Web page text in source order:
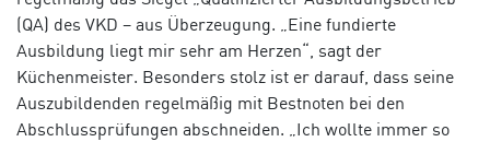
(QA) des VKD – aus Überzeugung. „Eine fundierte
Ausbildung liegt mir sehr am Herzen“, sagt der
Küchenmeister. Besonders stolz ist er darauf, dass seine
Auszubildenden regelmäßig mit Bestnoten bei den
Abschlussprüfungen abschneiden. „Ich wollte immer so